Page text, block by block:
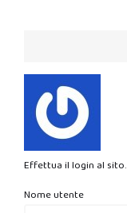
Effettua il login al sito.
Nome utente